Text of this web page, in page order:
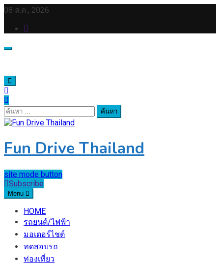
Skip
content
08 ส.ค., 2026
ค้นหา
สำหรับ:
Fun Drive Thailand
site mode button
Subscribe
Menu
HOME
รถยนต์/ไฟฟ้า
มอเตอร์ไชต์
ทดสอบรถ
ท่องเที่ยว